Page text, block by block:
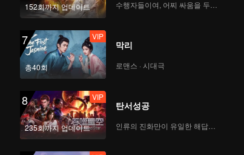
152회까지 업데이트
7
총40회
VIP
막리
로맨스 · 시대극
8
235회까지 업데이트
VIP
탄서성공
인류의 진화만이 유일한 해답이다